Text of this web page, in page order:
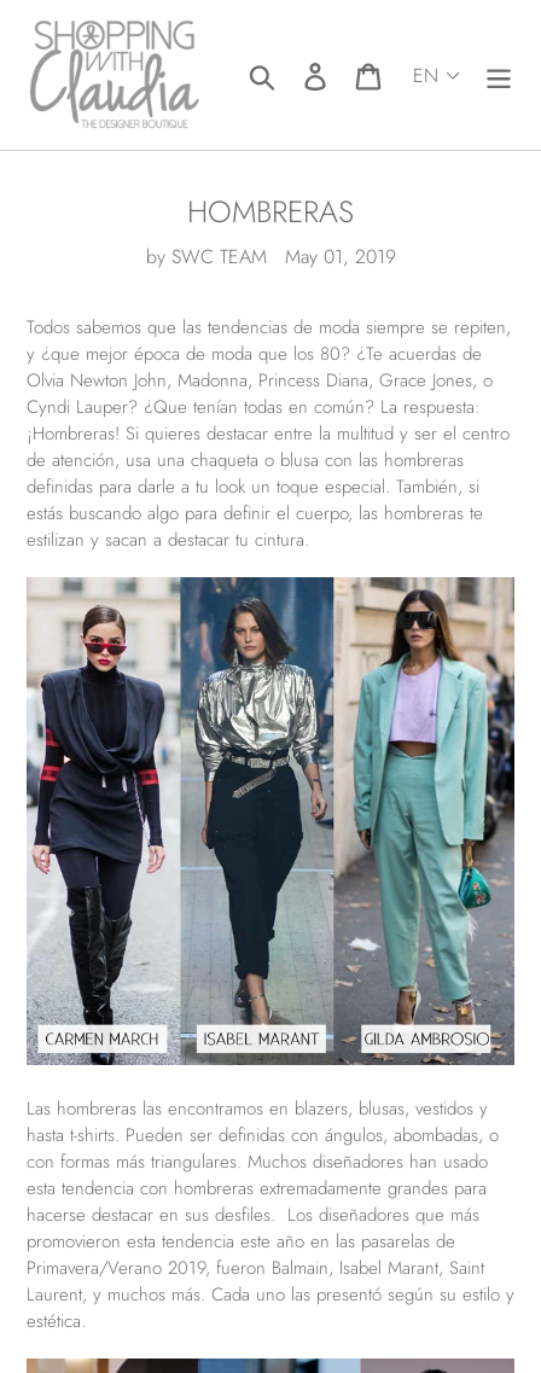
content
Search Log in
HOMBRERAS
by SWC TEAM May 01, 2019
Todos sabemos que las tendencias de moda siempre se repiten,
y ¿que mejor época de moda que los 80? ¿Te acuerdas de
Olvia Newton John, Madonna, Princess Diana, Grace Jones, o
Cyndi Lauper? ¿Que tenían todas en común? La respuesta:
¡Hombreras! Si quieres destacar entre la multitud y ser el centro
de atención, usa una chaqueta o blusa con las hombreras
definidas para darle a tu look un toque especial. También, si
estás buscando algo para definir el cuerpo, las hombreras te
estilizan y sacan a destacar tu cintura.
Las hombreras las encontramos en blazers, blusas, vestidos y
hasta t-shirts. Pueden ser definidas con ángulos, abombadas, o
con formas más triangulares. Muchos diseñadores han usado
esta tendencia con hombreras extremadamente grandes para
hacerse destacar en sus desfiles. Los diseñadores que más
promovieron esta tendencia este año en las pasarelas de
Primavera/Verano 2019, fueron Balmain, Isabel Marant, Saint
Laurent, y muchos más. Cada uno las presentó según su estilo y
estética.